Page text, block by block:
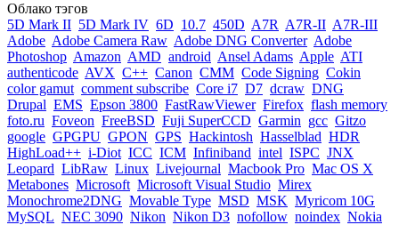
Облако тэгов
5D Mark II 5D Mark IV 6D 10.7 450D A7R A7R-II A7R-III
Adobe Adobe Camera Raw Adobe DNG Converter Adobe
Photoshop Amazon AMD android Ansel Adams Apple ATI
authenticode AVX C++ Canon CMM Code Signing Cokin
color gamut comment subscribe Core i7 D7 dcraw DNG
Drupal EMS Epson 3800 FastRawViewer Firefox flash memory
foto.ru Foveon FreeBSD Fuji SuperCCD Garmin gcc Gitzo
google GPGPU GPON GPS Hackintosh Hasselblad HDR
HighLoad++ i-Diot ICC ICM Infiniband intel ISPC JNX
Leopard LibRaw Linux Livejournal Macbook Pro Mac OS X
Metabones Microsoft Microsoft Visual Studio Mirex
Monochrome2DNG Movable Type MSD MSK Myricom 10G
MySQL NEC 3090 Nikon Nikon D3 nofollow noindex Nokia